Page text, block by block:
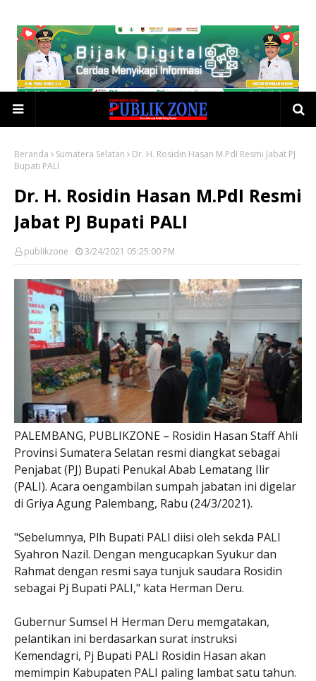
Beranda Sumatera Selatan
Dr. H. Rosidin Hasan M.PdI Resmi Jabat PJ
Bupati PALI
Dr. H. Rosidin Hasan M.PdI Resmi
Jabat PJ Bupati PALI
publikzone 3/24/2021 05:25:00 PM
PALEMBANG, PUBLIKZONE – Rosidin Hasan Staff Ahli
Provinsi Sumatera Selatan resmi diangkat sebagai
Penjabat (PJ) Bupati Penukal Abab Lematang Ilir
(PALI). Acara oengambilan sumpah jabatan ini digelar
di Griya Agung Palembang, Rabu (24/3/2021).
"Sebelumnya, Plh Bupati PALI diisi oleh sekda PALI
Syahron Nazil. Dengan mengucapkan Syukur dan
Rahmat dengan resmi saya tunjuk saudara Rosidin
sebagai Pj Bupati PALI," kata Herman Deru.
Gubernur Sumsel H Herman Deru memgatakan,
pelantikan ini berdasarkan surat instruksi
Kemendagri, Pj Bupati PALI Rosidin Hasan akan
memimpin Kabupaten PALI paling lambat satu tahun.